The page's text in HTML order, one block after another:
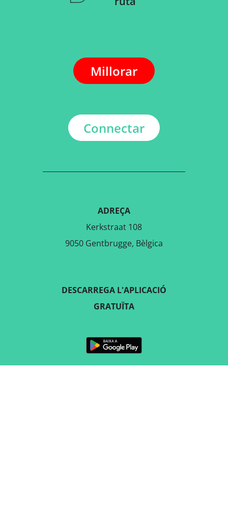
Millorar
Connectar
ADREÇA
Kerkstraat 108
9050 Gentbrugge, Bèlgica
DESCARREGA L'APLICACIÓ
GRATUÏTA